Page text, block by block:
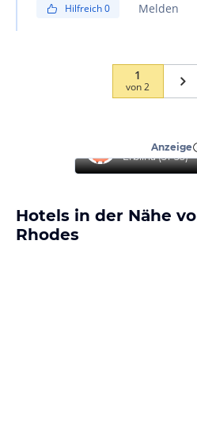
Hilfreich0 Melden
1
von2
Anzeige
Reise mit
Erblina (31-35)
Hotels in der Nähe
Rhodes